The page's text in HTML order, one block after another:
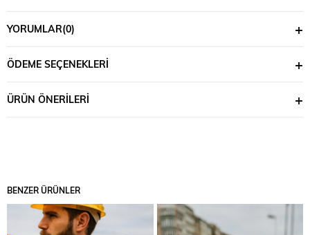
eldivendir .
YORUMLAR(0)
ÖDEME SEÇENEKLERI
ÜRÜN ÖNERILERI
BENZER ÜRÜNLER